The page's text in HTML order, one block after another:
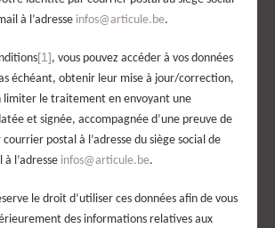
à l’adresse infos@articule.be.
[1], vous pouvez accéder à vos données
échéant, obtenir leur mise à jour/correction,
limiter le traitement en envoyant une
et signée, accompagnée d’une preuve de
postal à l’adresse du siège social de
l’adresse infos@articule.be.
le droit d’utiliser ces données afin de vous
des informations relatives aux